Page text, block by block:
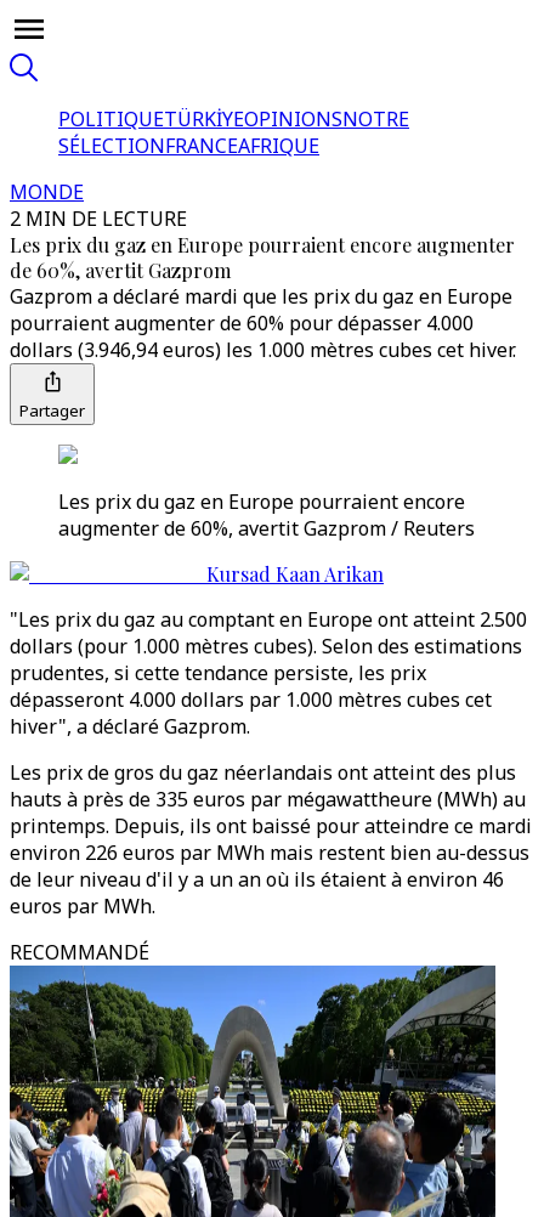
POLITIQUETÜRKİYEOPINIONSNOTRE
SÉLECTIONFRANCEAFRIQUE
MONDE
2 MIN DE LECTURE
Les prix du gaz en Europe pourraient encore augmenter
de 60%, avertit Gazprom
Gazprom a déclaré mardi que les prix du gaz en Europe
pourraient augmenter de 60% pour dépasser 4.000
dollars (3.946,94 euros) les 1.000 mètres cubes cet hiver.
Partager
Les prix du gaz en Europe pourraient encore
augmenter de 60%, avertit Gazprom / Reuters
Kursad Kaan Arikan
"Les prix du gaz au comptant en Europe ont atteint 2.500
dollars (pour 1.000 mètres cubes). Selon des estimations
prudentes, si cette tendance persiste, les prix
dépasseront 4.000 dollars par 1.000 mètres cubes cet
hiver", a déclaré Gazprom.
Les prix de gros du gaz néerlandais ont atteint des plus
hauts à près de 335 euros par mégawattheure (MWh) au
printemps. Depuis, ils ont baissé pour atteindre ce mardi
environ 226 euros par MWh mais restent bien au-dessus
de leur niveau d'il y a un an où ils étaient à environ 46
euros par MWh.
RECOMMANDÉ